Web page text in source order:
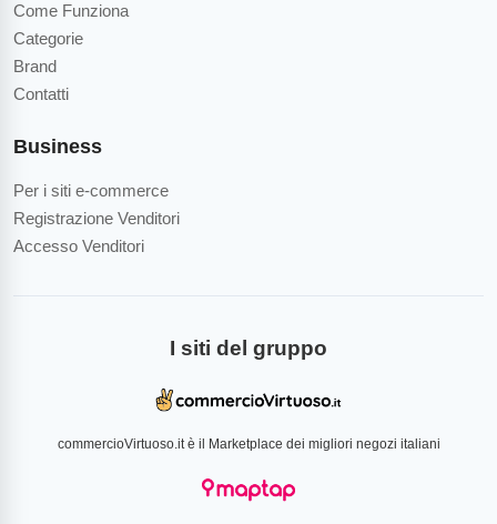
Come Funziona
Categorie
Brand
Contatti
Business
Per i siti e-commerce
Registrazione Venditori
Accesso Venditori
I siti del gruppo
commercioVirtuoso.it è il Marketplace dei migliori negozi italiani